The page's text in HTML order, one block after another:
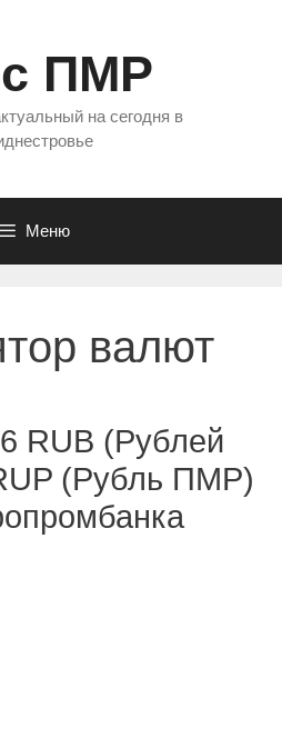
ПМР
на сегодня в
Меню
валют
RUB (Рублей
(Рубль ПМР)